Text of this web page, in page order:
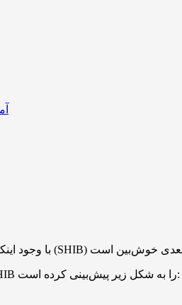
حساب اختصاصی شیباریوم در شبکه X، با نام کاربری Shibizens، مسیر پیش روی توکن SHIB را به شکل زیر پیش‌بینی کرده است: